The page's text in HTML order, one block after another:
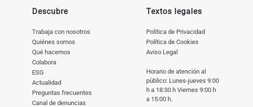
Descubre
Trabaja con nosotros
Quiénes somos
Qué hacemos
Colabora
ESG
Actualidad
Preguntas frecuentes
Canal de denuncias
Textos legales
Política de Privacidad
Política de Cookies
Aviso Legal
Horario de atención al
público: Lunes-jueves 9:00
h a 18:30 h Viernes 9:00 h
a 15:00 h.